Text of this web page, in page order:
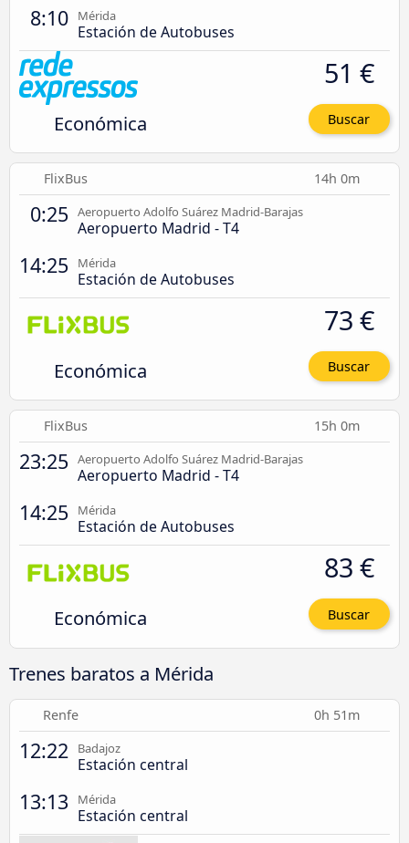
8:10 Mérida
Estación de Autobuses
Económica
51 €
Buscar
FlixBus 14h 0m
0:25 Aeropuerto Adolfo Suárez Madrid-Barajas
Aeropuerto Madrid - T4
14:25 Mérida
Estación de Autobuses
Económica
73 €
Buscar
FlixBus 15h 0m
23:25 Aeropuerto Adolfo Suárez Madrid-Barajas
Aeropuerto Madrid - T4
14:25 Mérida
Estación de Autobuses
Económica
83 €
Buscar
Trenes baratos a Mérida
Renfe 0h 51m
12:22 Badajoz
Estación central
13:13 Mérida
Estación central